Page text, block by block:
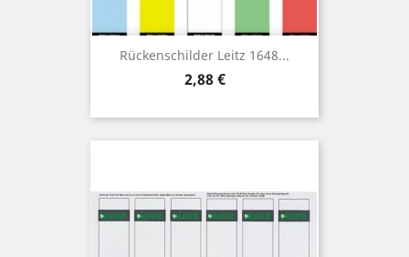
Rückenschilder Leitz 1648...
Preis
2,88 €